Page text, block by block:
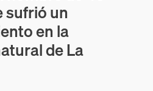
sufrió un
en la
de La